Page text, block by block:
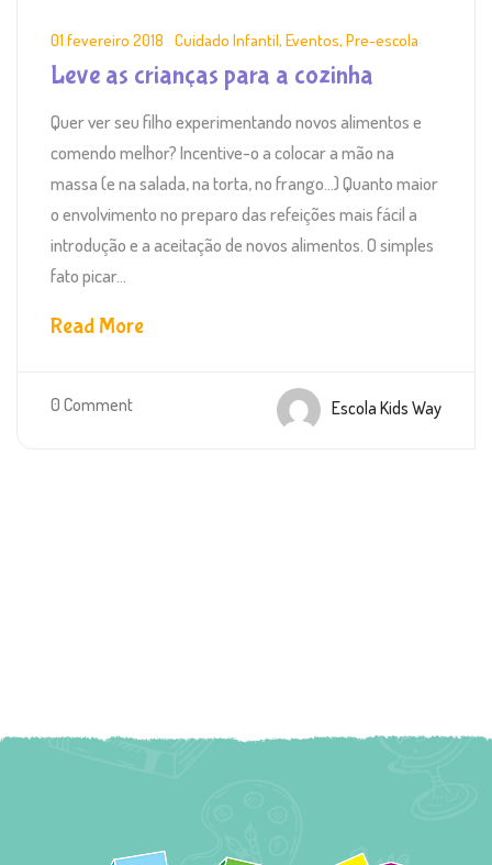
01 fevereiro 2018 Cuidado Infantil, Eventos, Pre-escola
Leve as crianças para a cozinha
Quer ver seu filho experimentando novos alimentos e
comendo melhor? Incentive-o a colocar a mão na
massa (e na salada, na torta, no frango…) Quanto maior
o envolvimento no preparo das refeições mais fácil a
introdução e a aceitação de novos alimentos. O simples
fato picar...
Read More
0 Comment Escola Kids Way